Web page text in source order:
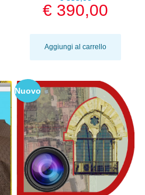
€ 390,00
Aggiungi al carrello
Nuovo